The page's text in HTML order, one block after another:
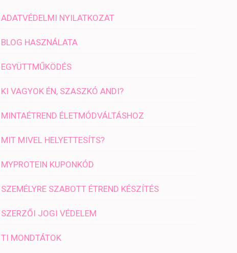
ADATVÉDELMI NYILATKOZAT
BLOG HASZNÁLATA
EGYÜTTMŰKÖDÉS
KI VAGYOK ÉN, SZASZKÓ ANDI?
MINTAÉTREND ÉLETMÓDVÁLTÁSHOZ
MIT MIVEL HELYETTESÍTS?
MYPROTEIN KUPONKÓD
SZEMÉLYRE SZABOTT ÉTREND KÉSZÍTÉS
SZERZŐI JOGI VÉDELEM
TI MONDTÁTOK